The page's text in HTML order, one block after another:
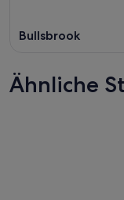
Bullsbrook
Ähnliche